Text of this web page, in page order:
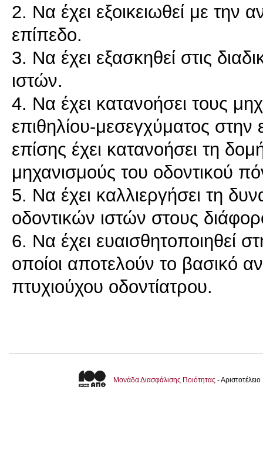
2. Να έχει εξοικειωθεί με την
επίπεδο.
3. Να έχει εξασκηθεί στις
ιστών.
4. Να έχει κατανοήσει τους
επιθηλίου-μεσεγχύματος
επίσης έχει κατανοήσει τη
μηχανισμούς του οδοντικού
5. Να έχει καλλιεργήσει τη
οδοντικών ιστών στους
6. Να έχει ευαισθητοποιηθεί
οποίοι αποτελούν το βασικό
Μονάδα Διασφάλισης Ποιότητας -